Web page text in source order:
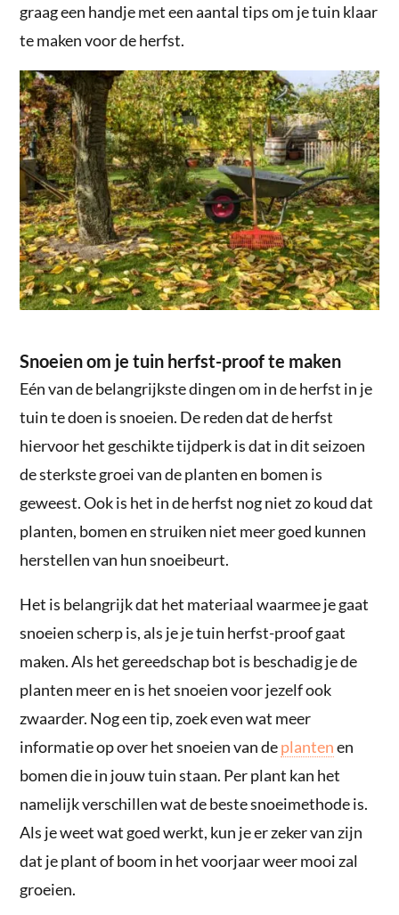
graag een handje met een aantal tips om je tuin klaar
te maken voor de herfst.
Snoeien om je tuin herfst-proof te maken
Eén van de belangrijkste dingen om in de herfst in je
tuin te doen is snoeien. De reden dat de herfst
hiervoor het geschikte tijdperk is dat in dit seizoen
de sterkste groei van de planten en bomen is
geweest. Ook is het in de herfst nog niet zo koud dat
planten, bomen en struiken niet meer goed kunnen
herstellen van hun snoeibeurt.
Het is belangrijk dat het materiaal waarmee je gaat
snoeien scherp is, als je je tuin herfst-proof gaat
maken. Als het gereedschap bot is beschadig je de
planten meer en is het snoeien voor jezelf ook
zwaarder. Nog een tip, zoek even wat meer
informatie op over het snoeien van deplantenen
bomen die in jouw tuin staan. Per plant kan het
namelijk verschillen wat de beste snoeimethode is.
Als je weet wat goed werkt, kun je er zeker van zijn
dat je plant of boom in het voorjaar weer mooi zal
groeien.